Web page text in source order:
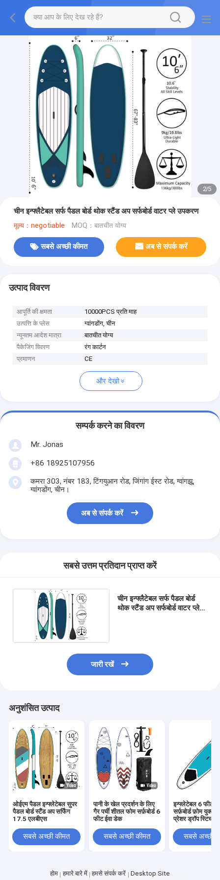
2/5
चीन इन्फ्लैटेबल सर्फ पैडल बोर्ड थोक स्टैंड अप सर्फबोर्ड वाटर प्ले उपकरण
मूल्य：negotiable MOQ：बातचीत योग्य
सबसे अच्छी कीमत अब से संपर्क करें
उत्पाद विवरण
आपूर्ति की क्षमता
10000PCS प्रति माह
उत्पत्ति के प्लेस
ग्वांगडोंग, चीन
न्यूनतम आदेश मात्रा
बातचीत योग्य
पैकेजिंग विवरण
रंग कार्टन
प्रमाणन
CE
और देखो
सम्पर्क करने का विवरण
Mr. Jonas
+86 18925107956
कमरा 303, नंबर 183, टिंगयुआन रोड, जिंगांग ईस्ट रोड, ग्वांगझू,
ग्वांगडोंग, चीन।
अब से संपर्क करें
सबसे उत्तम प्रतिदान प्राप्त करें
चीन इन्फ्लैटेबल सर्फ पैडल बोर्ड
थोक स्टैंड अप सर्फबोर्ड वाटर प्ले
जारी रखें
अनुशंसित उत्पाद
ओईएम पैडल इन्फ्लेटेबल सुपर
पैडल बोर्ड स्टैंड अप सर्फिंग
17.5 एलबीएस
सबसे अच्छी कीमत
पानी के खेल प्रदर्शन के लिए
गैर पर्ची शीतल फोम सर्फ़बोर्ड 6
फीट ईवा डेक
सबसे अच्छी कीमत
इन्फ्लेटेबल 6 फीट
सर्फ़बोर्ड फ़ोम युक्त
प्रेशर ड्रॉप स्टिच
सबसे अच्छी
होम हमारे बारे में हमसे संपर्क करें
Desktop Site